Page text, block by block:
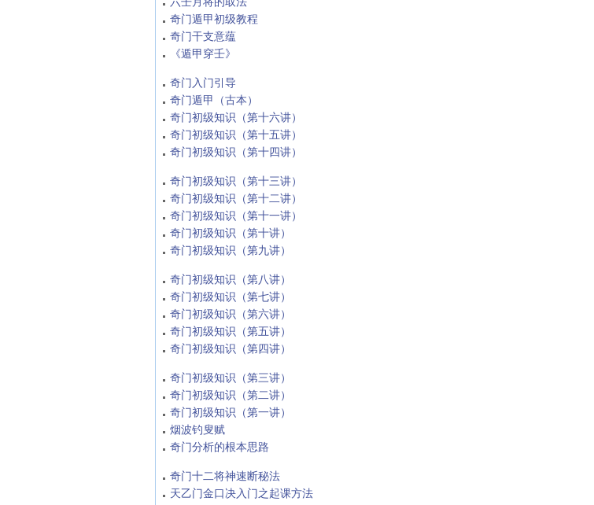
奇门遁甲初级教程
奇门干支意蕴
《遁甲穿壬》
奇门入门引导
奇门遁甲（古本）
奇门初级知识（第十六讲）
奇门初级知识（第十五讲）
奇门初级知识（第十四讲）
奇门初级知识（第十三讲）
奇门初级知识（第十二讲）
奇门初级知识（第十一讲）
奇门初级知识（第十讲）
奇门初级知识（第九讲）
奇门初级知识（第八讲）
奇门初级知识（第七讲）
奇门初级知识（第六讲）
奇门初级知识（第五讲）
奇门初级知识（第四讲）
奇门初级知识（第三讲）
奇门初级知识（第二讲）
奇门初级知识（第一讲）
烟波钓叟赋
奇门分析的根本思路
奇门十二将神速断秘法
天乙门金口决入门之起课方法